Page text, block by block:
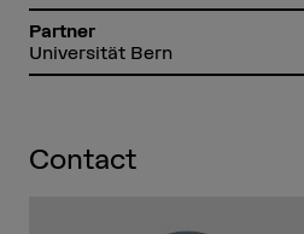
Partner
Universität Bern
Contact